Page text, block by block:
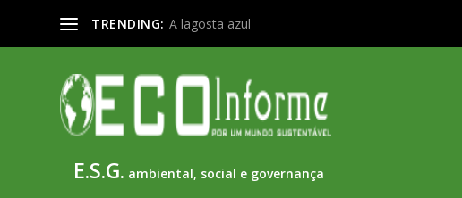
TRENDING: Telhados verdes: beleza a serviço do meio
E.S.G. ambiental, social e governança